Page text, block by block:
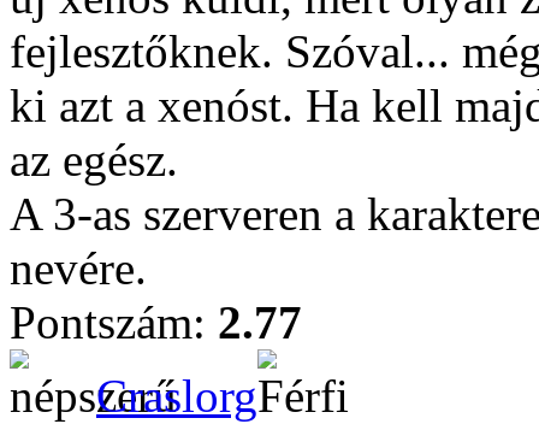
fejlesztőknek. Szóval...
ki azt a xenóst. Ha kell
az egész.
A 3-as szerveren a
nevére.
Pontszám: 2.77
Craslorg